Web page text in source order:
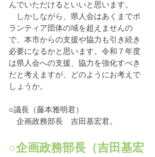
んでいただけるといいと思います。
しかしながら、県人会はあくまでボ
ランティア団体の域を超えませんの
で、本市からの支援や協力も引き続き
必要になるかと思います。令和７年度
は県人会への支援、協力を強化すべき
だと考えますが、どのようにお考えで
しょうか。
○議長（藤本雅明君）
企画政務部長　吉田基宏君。
○企画政務部長（吉田基宏